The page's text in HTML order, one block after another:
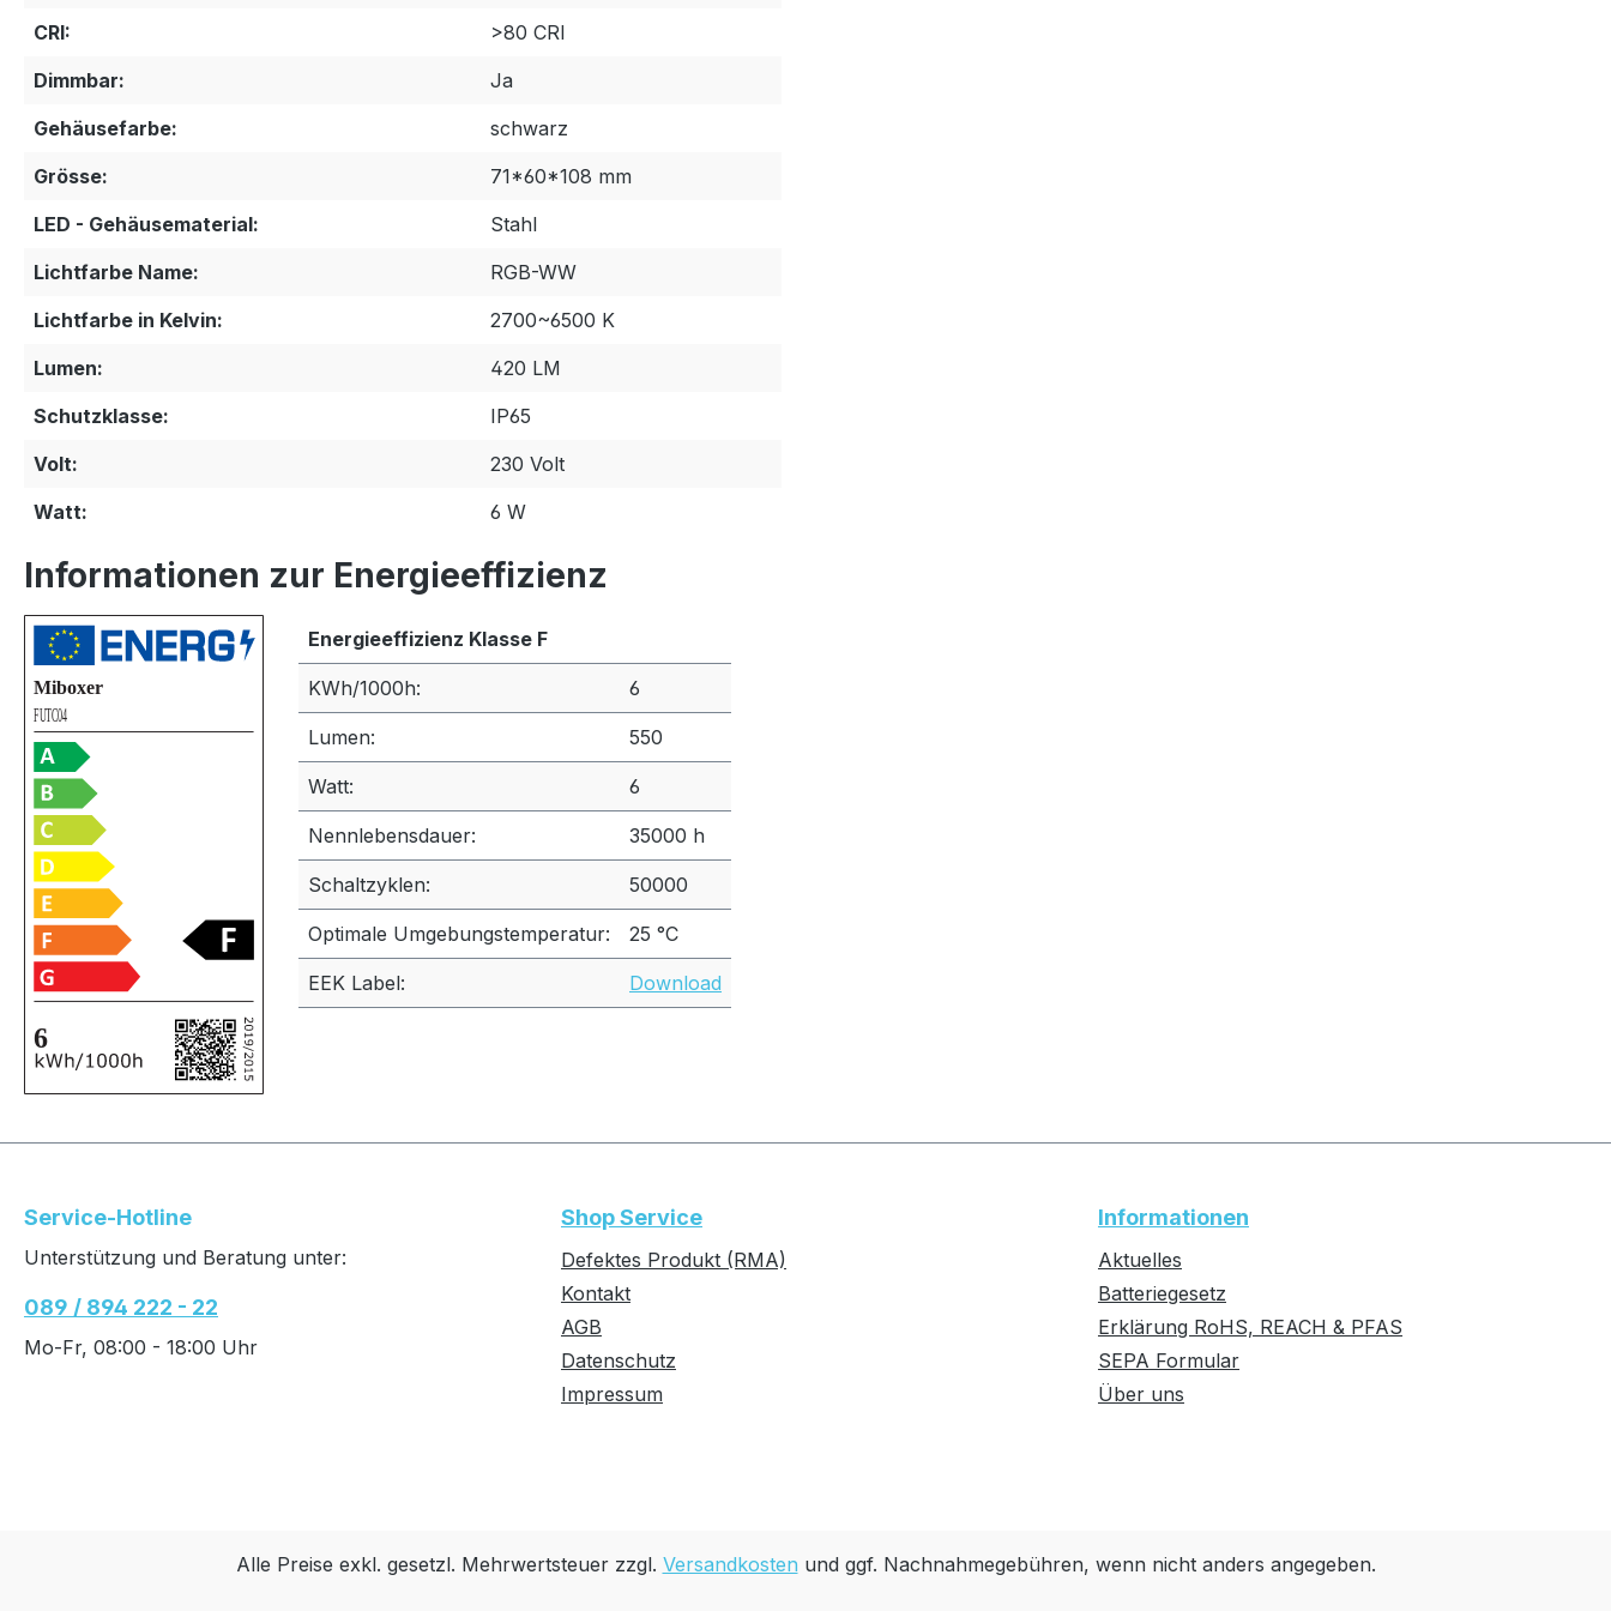
CRI:
>80 CRI
Dimmbar:
Ja
Gehäusefarbe:
schwarz
Grösse:
71*60*108 mm
LED - Gehäusematerial:
Stahl
Lichtfarbe Name:
RGB-WW
Lichtfarbe in Kelvin:
2700~6500 K
Lumen:
420 LM
Schutzklasse:
IP65
Volt:
230 Volt
Watt:
6 W
Informationen zur Energieeffizienz
Energieeffizienz Klasse F
KWh/1000h: 6
Lumen: 550
Watt: 6
Nennlebensdauer: 35000 h
Schaltzyklen: 50000
Optimale Umgebungstemperatur: 25 °C
EEK Label: Download
Service-Hotline
Unterstützung und Beratung unter:
089 / 894 222 - 22
Mo-Fr, 08:00 - 18:00 Uhr
Shop Service
Defektes Produkt (RMA)
Kontakt
AGB
Datenschutz
Impressum
Informationen
Aktuelles
Batteriegesetz
Erklärung RoHS, REACH & PFAS
SEPA Formular
Über uns
Alle Preise exkl. gesetzl. Mehrwertsteuer zzgl. Versandkosten und ggf. Nachnahmegebühren, wenn nicht anders angegeben.